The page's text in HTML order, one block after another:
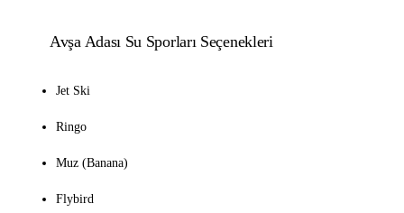
Avşa Adası Su Sporları Seçenekleri
Jet Ski
Ringo
Muz (Banana)
Flybird